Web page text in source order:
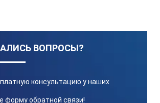
с относительным методом
данного прибора учитываются и
как конструкция, тип передачи,
ВОПРОСЫ?
консультацию у наших
форму обратной связи!